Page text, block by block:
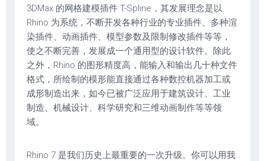
3DMax 的网格建模插件 T-Spline，其发展理念是以
Rhino 为系统，不断开发各种行业的专业插件、多种渲
染插件、动画插件、模型参数及限制修改插件等等，
使之不断完善，发展成一个通用型的设计软件。除此
之外，Rhino 的图形精度高，能输入和输出几十种文件
格式，所绘制的模形能直接通过各种数控机器加工或
成形制造出来，如今已被广泛应用于建筑设计、工业
制造、机械设计、科学研究和三维动画制作等等领
域。
Rhino 7 是我们历史上最重要的一次升级。你可以用我